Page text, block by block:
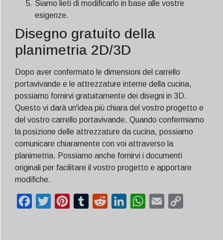
Siamo lieti di modificarlo in base alle vostre
esigenze.
Disegno gratuito della
planimetria 2D/3D
Dopo aver confermato le dimensioni del carrello
portavivande e le attrezzature interne della cucina,
possiamo fornirvi gratuitamente dei disegni in 3D.
Questo vi darà un'idea più chiara del vostro progetto e
del vostro carrello portavivande. Quando confermiamo
la posizione delle attrezzature da cucina, possiamo
comunicare chiaramente con voi attraverso la
planimetria. Possiamo anche fornirvi i documenti
originali per facilitare il vostro progetto e apportare
modifiche.
Facebook
Twitter Pinterest
Tumblr Reddit LinkedInWhatsApp
Email